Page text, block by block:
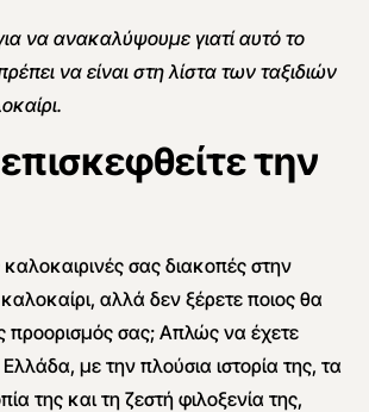
να ανακαλύψουμε γιατί αυτό το
να είναι στη λίστα των ταξιδιών
επισκεφθείτε την
σας διακοπές στην
αλλά δεν ξέρετε ποιος θα
προορισμός σας; Απλώς να έχετε
με την πλούσια ιστορία της, τα
της και τη ζεστή φιλοξενία της,